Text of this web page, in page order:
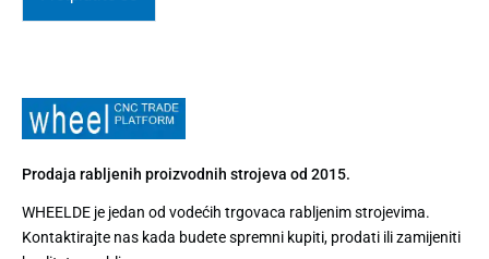
Prodaja rabljenih proizvodnih strojeva od 2015.
WHEELDE je jedan od vodećih trgovaca rabljenim strojevima.
Kontaktirajte nas kada budete spremni kupiti, prodati ili zamijeniti